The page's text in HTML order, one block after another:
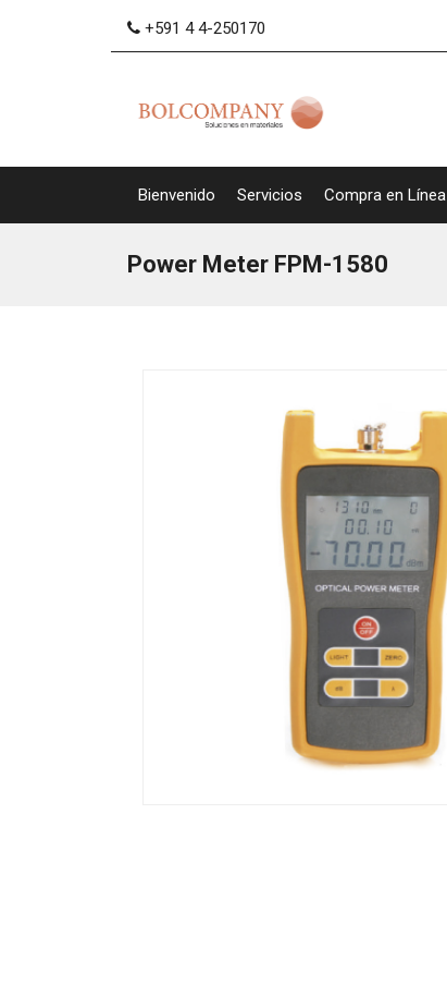
+591 4 4-250170
Bienvenido Servicios Compra en Línea
Power Meter FPM-1580